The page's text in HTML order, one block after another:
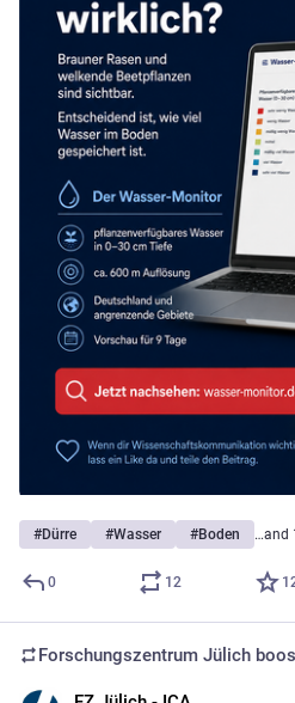
#Dürre #Wasser #Boden …and
0 12
Forschungszentrum Jülich